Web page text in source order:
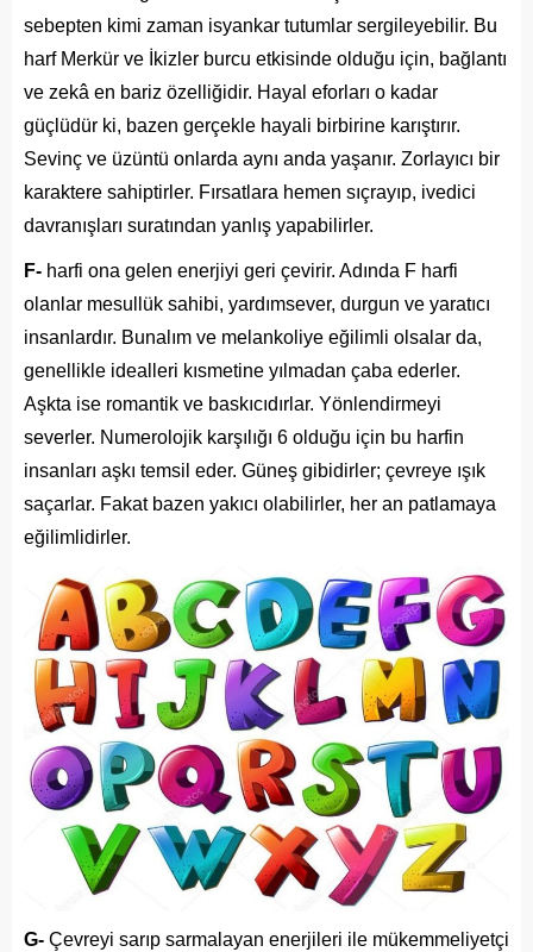
sebepten kimi zaman isyankar tutumlar sergileyebilir. Bu
harf Merkür ve İkizler burcu etkisinde olduğu için, bağlantı
ve zekâ en bariz özelliğidir. Hayal eforları o kadar
güçlüdür ki, bazen gerçekle hayali birbirine karıştırır.
Sevinç ve üzüntü onlarda aynı anda yaşanır. Zorlayıcı bir
karaktere sahiptirler. Fırsatlara hemen sıçrayıp, ivedici
davranışları suratından yanlış yapabilirler.
F- harfi ona gelen enerjiyi geri çevirir. Adında F harfi
olanlar mesullük sahibi, yardımsever, durgun ve yaratıcı
insanlardır. Bunalım ve melankoliye eğilimli olsalar da,
genellikle idealleri kısmetine yılmadan çaba ederler.
Aşkta ise romantik ve baskıcıdırlar. Yönlendirmeyi
severler. Numerolojik karşılığı 6 olduğu için bu harfin
insanları aşkı temsil eder. Güneş gibidirler; çevreye ışık
saçarlar. Fakat bazen yakıcı olabilirler, her an patlamaya
eğilimlidirler.
G- Çevreyi sarıp sarmalayan enerjileri ile mükemmeliyetçi